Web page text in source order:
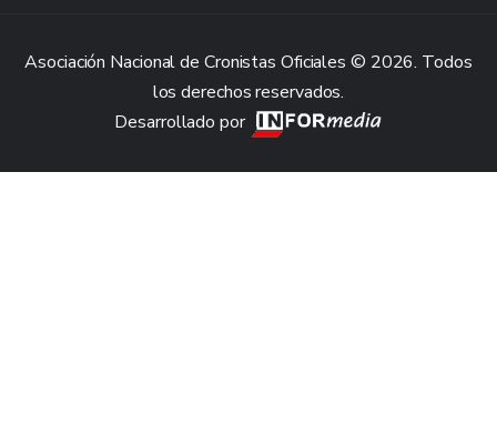
Asociación Nacional de Cronistas Oficiales © 2026. Todos
los derechos reservados.
Desarrollado por